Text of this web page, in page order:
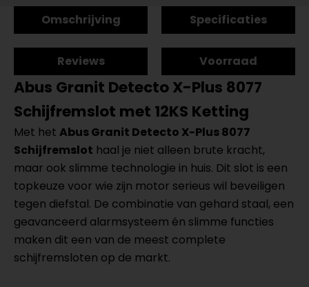
Omschrijving Specificaties
Reviews Voorraad
Abus Granit Detecto X-Plus 8077
Schijfremslot met 12KS Ketting
Met het Abus Granit Detecto X-Plus 8077
Schijfremslot haal je niet alleen brute kracht,
maar ook slimme technologie in huis. Dit slot is een
topkeuze voor wie zijn motor serieus wil beveiligen
tegen diefstal. De combinatie van gehard staal, een
geavanceerd alarmsysteem én slimme functies
maken dit een van de meest complete
schijfremsloten op de markt.